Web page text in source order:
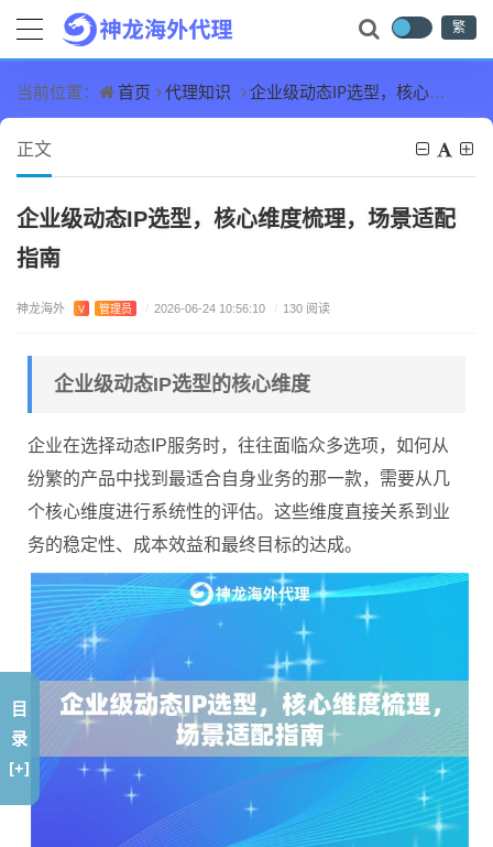
繁
当前位置： 首页 代理知识 企业级动态IP选型，核心维度梳理，场景适配指南
正文
企业级动态IP选型，核心维度梳理，场景适配
指南
神龙海外 V 管理员 / 2026-06-24 10:56:10 / 130 阅读
企业级动态IP选型的核心维度
企业在选择动态IP服务时，往往面临众多选项，如何从
纷繁的产品中找到最适合自身业务的那一款，需要从几
个核心维度进行系统性的评估。这些维度直接关系到业
务的稳定性、成本效益和最终目标的达成。
目
录
[+]